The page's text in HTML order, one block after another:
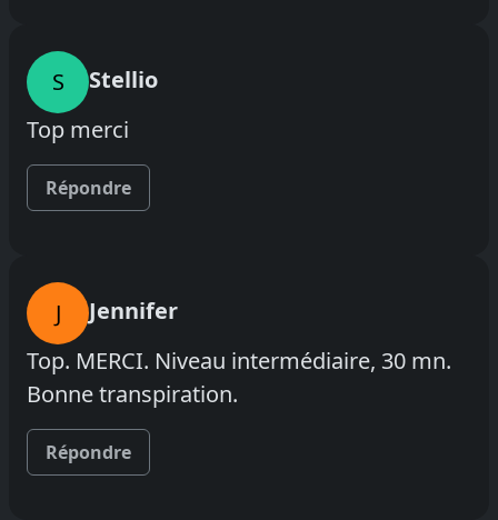
S
Stellio
Top merci
Répondre
J
Jennifer
Top. MERCI. Niveau intermédiaire, 30 mn.
Bonne transpiration.
Répondre